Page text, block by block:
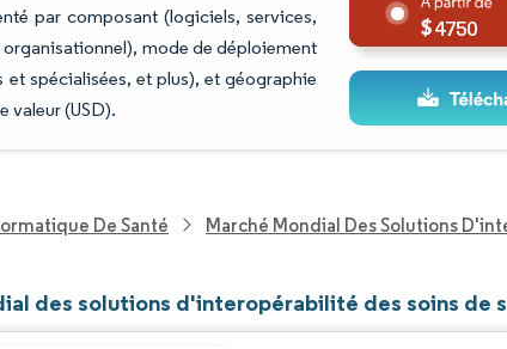
par composant (logiciels, services,
mode de déploiement
spécialisées, et plus), et géographie
valeur (USD).
4750
De Santé Marché Mondial Des Solutions
des solutions d'interopérabilité des soins de